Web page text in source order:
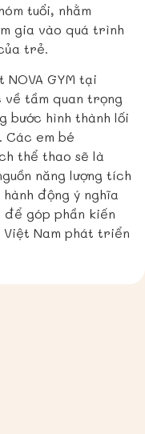
tuổi, nhằm
gia vào quá trình
trẻ.
GYM tại
tầm quan trọng
bước hình thành lối
Các em bé
thể thao sẽ là
năng lượng tích
động ý nghĩa
để góp phần kiến
Nam phát triển